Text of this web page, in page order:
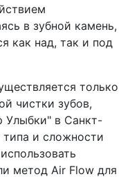
в зубной камень,
как над, так и под
только
чистки зубов,
Улыбки" в Санкт-
типа и сложности
метод Air Flow для